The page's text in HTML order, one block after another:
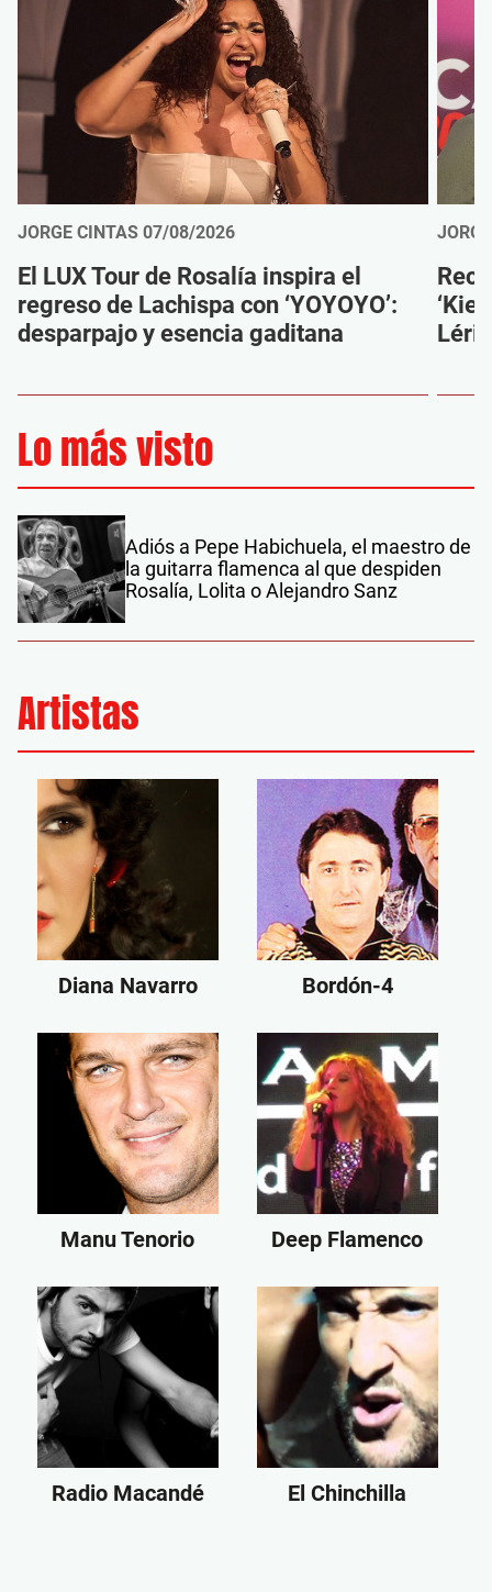
JORGE CINTAS 07/08/2026
El LUX Tour de Rosalía inspira el
regreso de Lachispa con ‘YOYOYO’:
desparpajo y esencia gaditana
Lo más visto
Adiós a Pepe Habichuela, el maestro de
la guitarra flamenca al que despiden
Rosalía, Lolita o Alejandro Sanz
Artistas
Diana Navarro Bordón-4
Manu Tenorio Deep Flamenco
Radio Macandé El Chinchilla